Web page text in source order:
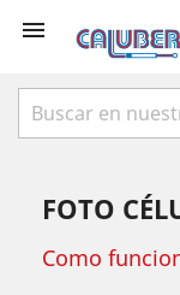

FOTO
Como